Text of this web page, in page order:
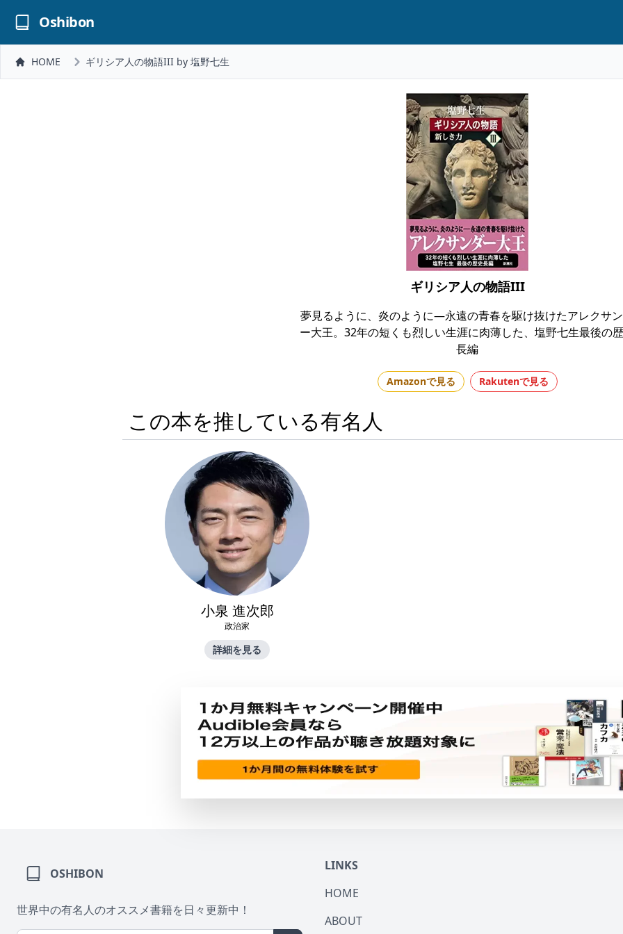
Oshibon
HOME ギリシア人の物語III by 塩野七生
ギリシア人の物語III
夢見るように、炎のように―永遠の青春を駆け抜けたアレクサ
ー大王。32年の短くも烈しい生涯に肉薄した、塩野七生最後の
長編
Amazonで見る Rakutenで見る
この本を推している有名人
小泉 進次郎
政治家
詳細を見る
OSHIBON
世界中の有名人のオススメ書籍を日々更新中！
LINKS
HOME
ABOUT